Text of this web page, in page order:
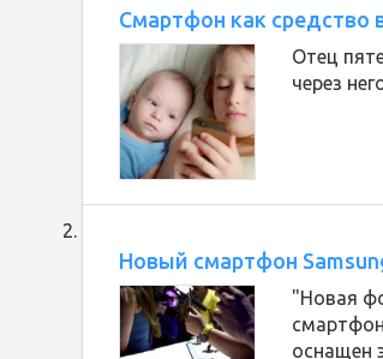
Смартфон как средство
Отец
через
Новый смартфон
"Новая
оснащен